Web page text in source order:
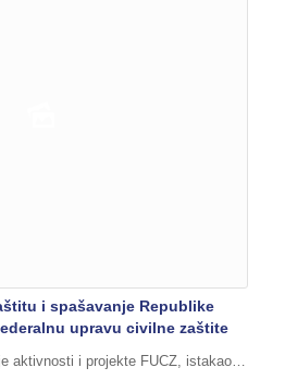
i spašavanje Republike
upravu civilne zaštite
aktivnosti i projekte FUCZ, istakao…